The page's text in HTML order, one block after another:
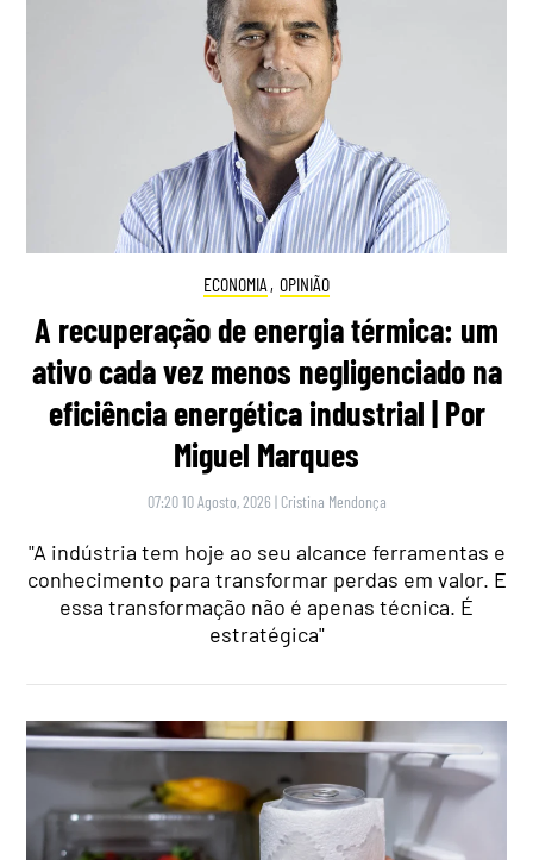
ECONOMIA , OPINIÃO
A recuperação de energia térmica: um
ativo cada vez menos negligenciado na
eficiência energética industrial | Por
Miguel Marques
07:20 10 Agosto, 2026 | Cristina Mendonça
"A indústria tem hoje ao seu alcance ferramentas e
conhecimento para transformar perdas em valor. E
essa transformação não é apenas técnica. É
estratégica"